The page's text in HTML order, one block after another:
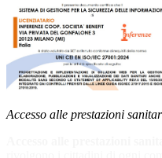
Accesso alle prestazioni